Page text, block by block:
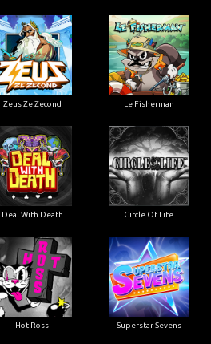
Zeus Ze Zecond Le Fisherman
Deal With Death Circle Of Life
Hot Ross Superstar Sevens